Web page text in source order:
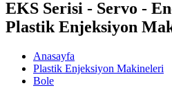
EKS Serisi - Servo -
Plastik Enjeksiyon
Anasayfa
Plastik Enjeksiyon Makineleri
Bole